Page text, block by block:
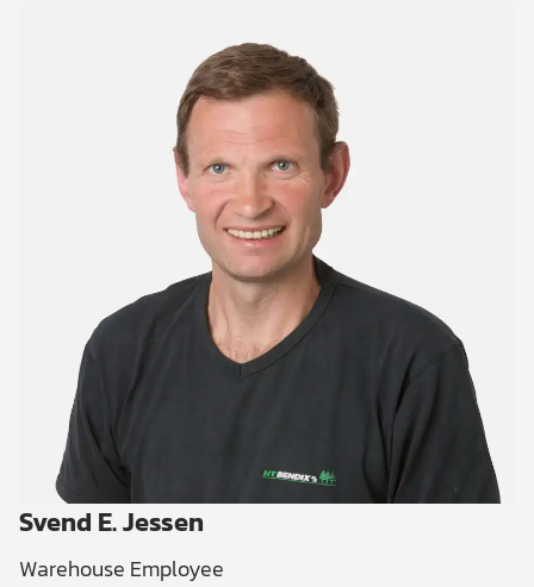
Svend E. Jessen
Warehouse Employee